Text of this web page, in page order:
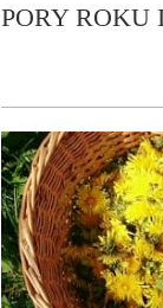
PORY ROKU